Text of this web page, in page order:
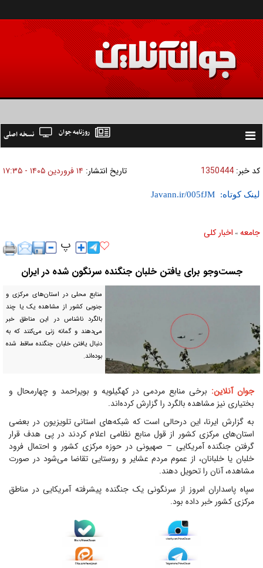
Toggle
نسخه اصلی روزنامه جوان
کد خبر: 1350444 تاریخ انتشار: ۱۴ فروردين ۱۴۰۵ - ۱۷:۳۵
لینک کوتاه:
جامعه » اخبار كلی
جست‌و‌جو برای یافتن خلبان جنگنده سرنگون شده در ایران
منابع محلی در استان‌های مرکزی و
جنوبی کشور از مشاهده یک یا چند
بالگرد ناشناس در این مناطق خبر
می‌دهند و گمانه زنی می‌کنند که به
دنبال یافتن خلبان جنگنده ساقط شده
بوده‌اند.
جوان آنلاین: برخی منابع مردمی در کهگیلویه و بویراحمد و چهارمحال و
بختیاری نیز مشاهده بالگرد را گزارش کرده‌اند.
به گزارش ایرنا، این درحالی است که شبکه‌های استانی تلویزیون در بعضی
استان‌های مرکزی کشور از قول منابع نظامی اعلام کردند در پی هدف قرار
گرفتن جنگنده آمریکایی – صهیونی در حوزه مرکزی کشور و احتمال فرود
خلبان یا خلبانان، از عموم مردم عشایر و روستایی تقاضا می‌شود در صورت
مشاهده، آنان را تحویل دهند.
سپاه پاسداران امروز از سرنگونی یک جنگنده پیشرفته آمریکایی در مناطق
مرکزی کشور خبر داده بود.